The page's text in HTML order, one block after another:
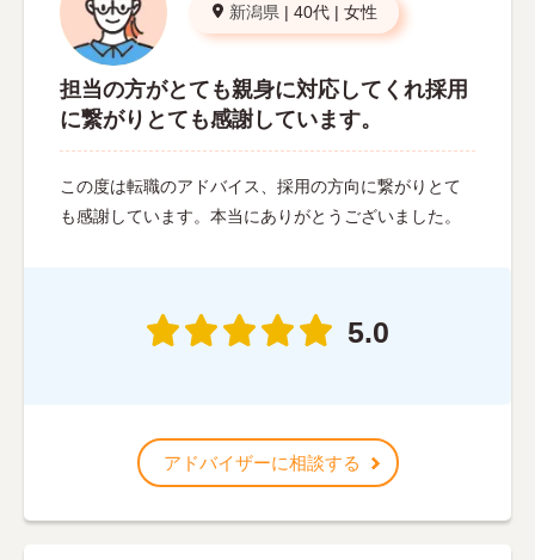
新潟県 | 40代 | 女性
担当の方がとても親身に対応してくれ採用
に繋がりとても感謝しています。
この度は転職のアドバイス、採用の方向に繋がりとて
も感謝しています。本当にありがとうございました。
5.0
アドバイザーに相談する